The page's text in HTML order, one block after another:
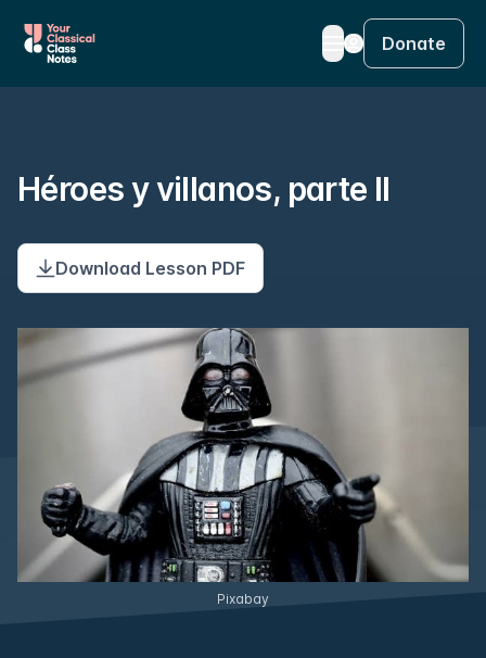
Donate
Héroes y villanos, parte II
Download Lesson PDF
Pixabay